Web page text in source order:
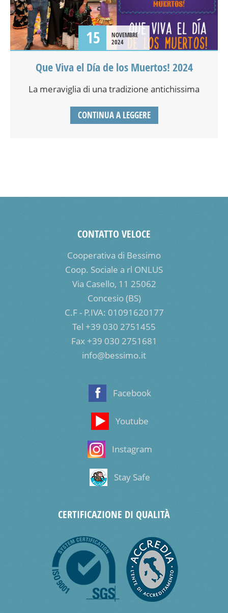
15
NOVEMBRE
2024
Que Viva el Día de los Muertos! 2024
La meraviglia di una tradizione antichissima
CONTINUA A LEGGERE
CONTATTO VELOCE
Cooperativa di Bessimo
Coop. Sociale a rl ONLUS
Via Casello, 11 25062
Concesio (BS)
C.F - P.IVA: 01091620177
Tel +39 030 2751455
Fax +39 030 2751681
info@bessimo.it
Facebook
Youtube
Instagram
Stay Safe
CERTIFICAZIONE DI QUALITÀ